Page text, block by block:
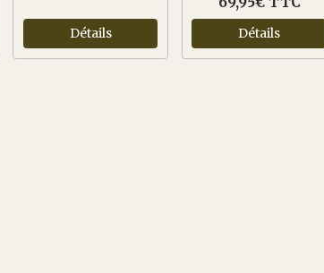
Détails Détails